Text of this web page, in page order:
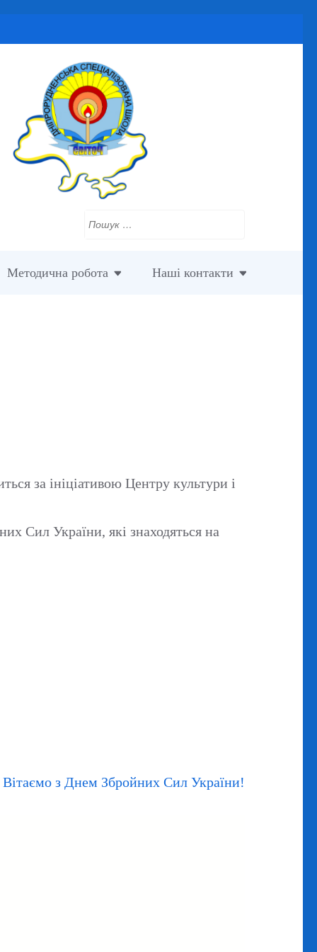
Пошук:
Методична робота Наші контакти
за ініціативою Центру культури і
Сил України, які знаходяться на
Вітаємо з Днем Збройних Сил України!